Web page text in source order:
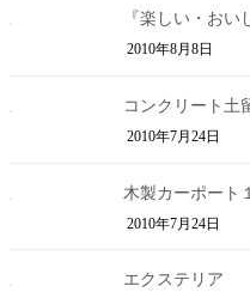
『楽しい・お
2010年8月8日
コンクリート
2010年7月24日
木製カーポート
2010年7月24日
エクステリア